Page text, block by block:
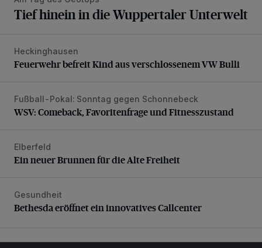
Tief hinein in die Wuppertaler Unterwelt
Feuerwehr befreit Kind aus verschlossenem VW Bulli
Heckinghausen
Feuerwehr befreit Kind aus verschlossenem VW Bulli
WSV: Comeback, Favoritenfrage und Fitnesszustand
Fußball-Pokal: Sonntag gegen Schonnebeck
WSV: Comeback, Favoritenfrage und Fitnesszustand
Ein neuer Brunnen für die Alte Freiheit
Elberfeld
Ein neuer Brunnen für die Alte Freiheit
Bethesda eröffnet ein innovatives Callcenter
Gesundheit
Bethesda eröffnet ein innovatives Callcenter